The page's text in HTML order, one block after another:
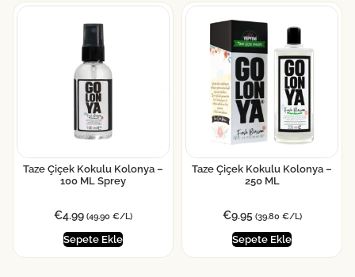
Taze Çiçek Kokulu Kolonya –
100 ML Sprey
€4.99 (49.90 €/L)
Sepete Ekle
Taze Çiçek Kokulu Kolonya –
250 ML
€9.95 (39.80 €/L)
Sepete Ekle